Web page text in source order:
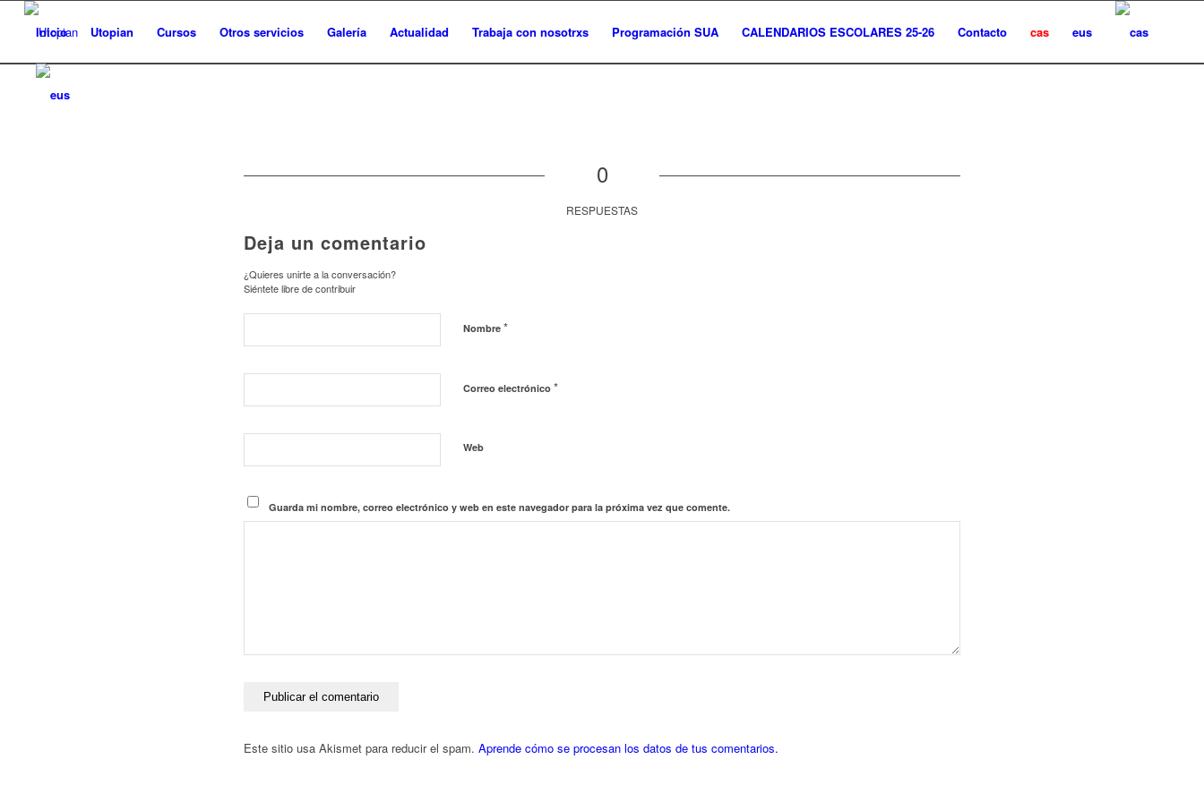
Inicio Utopian Cursos Otros servicios Galería Actualidad Trabaja con nosotrxs Programación SUA CALENDARIOS ESCOLARES 25-26 Contacto cas eus
0
RESPUESTAS
Deja un comentario
¿Quieres unirte a la conversación?
Siéntete libre de contribuir
Nombre *
Correo electrónico *
Web
Guarda mi nombre, correo electrónico y web en este navegador para la próxima vez que comente.
Este sitio usa Akismet para reducir el spam. Aprende cómo se procesan los datos de tus comentarios.